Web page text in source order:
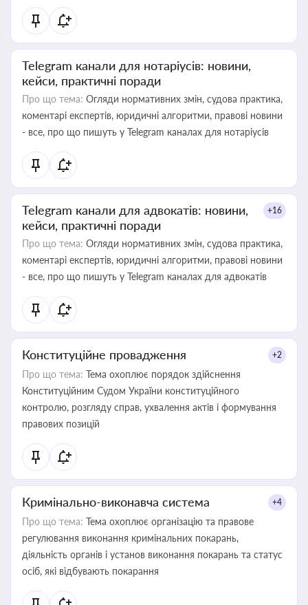
Telegram канали для нотаріусів: новини,
кейси, практичні поради
Про що тема: Огляди нормативних змін, судова практика,
коментарі експертів, юридичні алгоритми, правові новини
- все, про що пишуть у Telegram каналах для нотаріусів
Telegram канали для адвокатів: новини,
кейси, практичні поради
+16
Про що тема: Огляди нормативних змін, судова практика,
коментарі експертів, юридичні алгоритми, правові новини
- все, про що пишуть у Telegram каналах для адвокатів
Конституційне провадження +2
Про що тема: Тема охоплює порядок здійснення
Конституційним Судом України конституційного
контролю, розгляду справ, ухвалення актів і формування
правових позицій
Кримінально-виконавча система +4
Про що тема: Тема охоплює організацію та правове
регулювання виконання кримінальних покарань,
діяльність органів і установ виконання покарань та статус
осіб, які відбувають покарання